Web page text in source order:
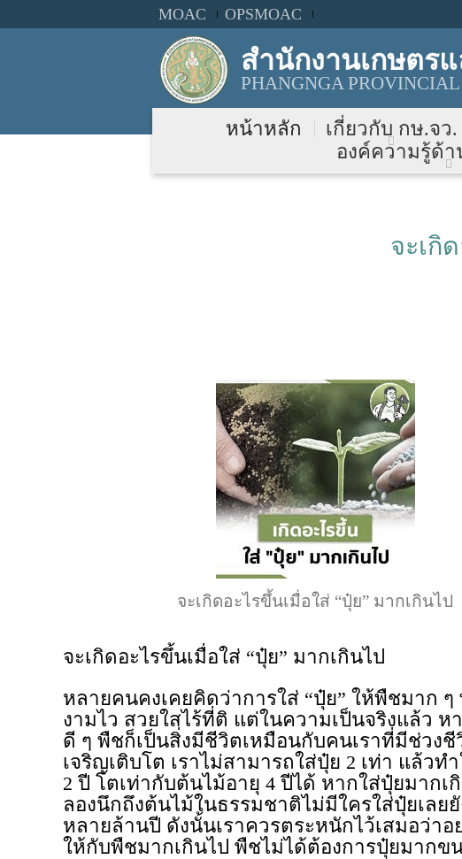
MOAC OPSMOAC
สำนักงานเกษตร
PHANGNGA
หน้าหลัก เกี่ยวกับ กษ.จว.
องค์ความรู้ด้า
จะเกิ
จะเกิดอะไรขึ้นเมื่อใส่ “ปุ๋ย” มากเกินไป
จะเกิดอะไรขึ้นเมื่อใส่ “ปุ๋ย” มากเกินไป
หลายคนคงเคยคิดว่าการใส่ “ปุ๋ย” ให้พืชมาก ๆ
งามไว สวยใสไร้ที่ติ แต่ในความเป็นจริงแล้ว ห
ดี ๆ พืชก็เป็นสิ่งมีชีวิตเหมือนกับคนเราที่มีช่วงชี
เจริญเติบโต เราไม่สามารถใส่ปุ๋ย 2 เท่า แล้วท
2 ปี โตเท่ากับต้นไม้อายุ 4 ปีได้ หากใส่ปุ๋ยมากเ
ลองนึกถึงต้นไม้ในธรรมชาติไม่มีใครใส่ปุ๋ยเลย
หลายล้านปี ดังนั้นเราควรตระหนักไว้เสมอว่าอ
ให้กับพืชมากเกินไป พืชไม่ได้ต้องการปุ๋ยมากข